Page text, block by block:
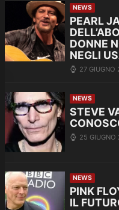
NEWS
PEARL
DONNE
NEGLI
27 GIUGNO
NEWS
STEVE
25 GIUGNO
NEWS
PINK
IL